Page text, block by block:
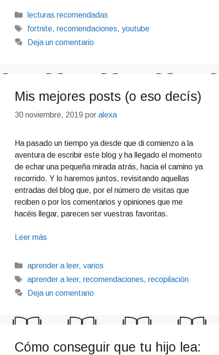
Categorías
lecturas recomendadas
Etiquetas
fortnite, recomendaciones, youtube
Deja un comentario
Mis mejores posts (o eso decís)
30 noviembre, 2019 por alexa
Ha pasado un tiempo ya desde que di comienzo a la
aventura de escribir este blog y ha llegado el momento
de echar una pequeña mirada atrás, hacia el camino ya
recorrido. Y lo haremos juntos, revisitando aquellas
entradas del blog que, por el número de visitas que
reciben o por los comentarios y opiniones que me
hacéis llegar, parecen ser vuestras favoritas.
Leer más
Categorías
aprender a leer, varios
Etiquetas
aprender a leer, recomendaciones, recopilación
Deja un comentario
Cómo conseguir que tu hijo lea: